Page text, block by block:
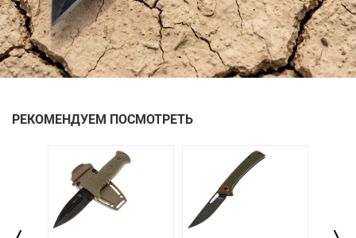
РЕКОМЕНДУЕМ ПОСМОТРЕТЬ